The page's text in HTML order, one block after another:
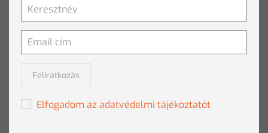
optimalizálás zajlik. Ahogy a játékfejlesztésben használt
AI-k is egyre jobban fognak muzsikálni, úgy várható,
hogy az ezzel kapcsolatos társadalmi-jogi vélemények,
a reakciók is egyre pontosabbak lesznek. Ahogy a
hogy a kecske is jóllakjon és a káposzta is megmaradjon.
Feliratkozás
Elfogadom az adatvédelmi tájékoztatót